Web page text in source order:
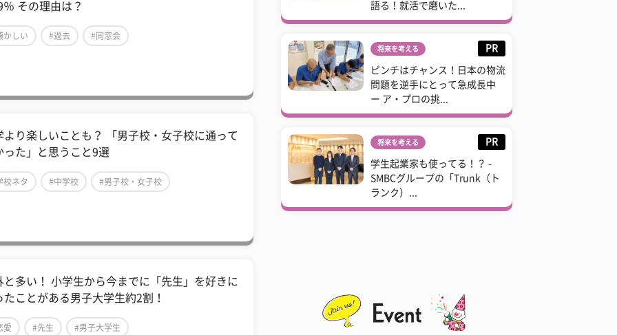
％ その理由は？
かしい #過去 #同窓会
より楽しいことも？ 「男子校・女子校に通って
った」と思うこと9選
校ネタ #中学校 #男子校・女子校
と多い！ 小学生から今までに「先生」を好きに
たことがある男子大学生約2割！
愛 #先生 #男子大学生
語る！就活で磨いた...
将来を考える PR
ピンチはチャンス！日本の物流
問題を逆手にとって急成長中
ー ア・プロの挑...
将来を考える PR
学生起業家も使ってる！？ -
SMBCグループの「Trunk（ト
ランク）...